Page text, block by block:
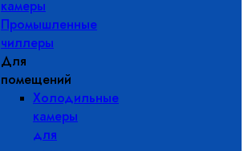
камеры
Промышленные
чиллеры
Для
помещений
Холодильные
камеры
для